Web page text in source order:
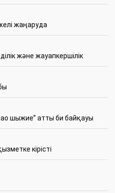
жаңаруда
және жауапкершілік
шыжие” атты би байқауы
кірісті